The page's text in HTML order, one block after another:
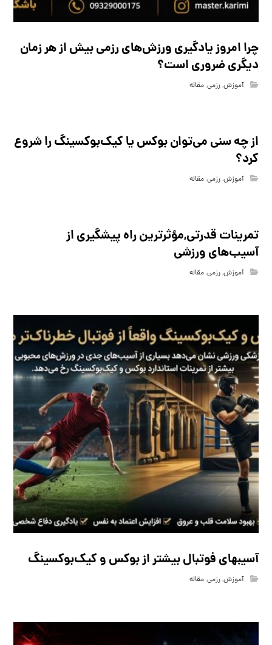
چرا امروز یادگیری ورزش‌های رزمی بیش از هر زمان
دیگری ضروری است؟
آموزش,رزمی,مقاله
از چه سنی می‌توان بوکس یا کیک‌بوکسینگ را شروع
کرد؟
آموزش,رزمی,مقاله
تمرینات قدرتی,مؤثرترین راه پیشگیری از
آسیب‌های ورزشی
آموزش,رزمی,مقاله
آسیبهای فوتبال بیشتر از بوکس و کیک‌بوکسینگ
آموزش,رزمی,مقاله